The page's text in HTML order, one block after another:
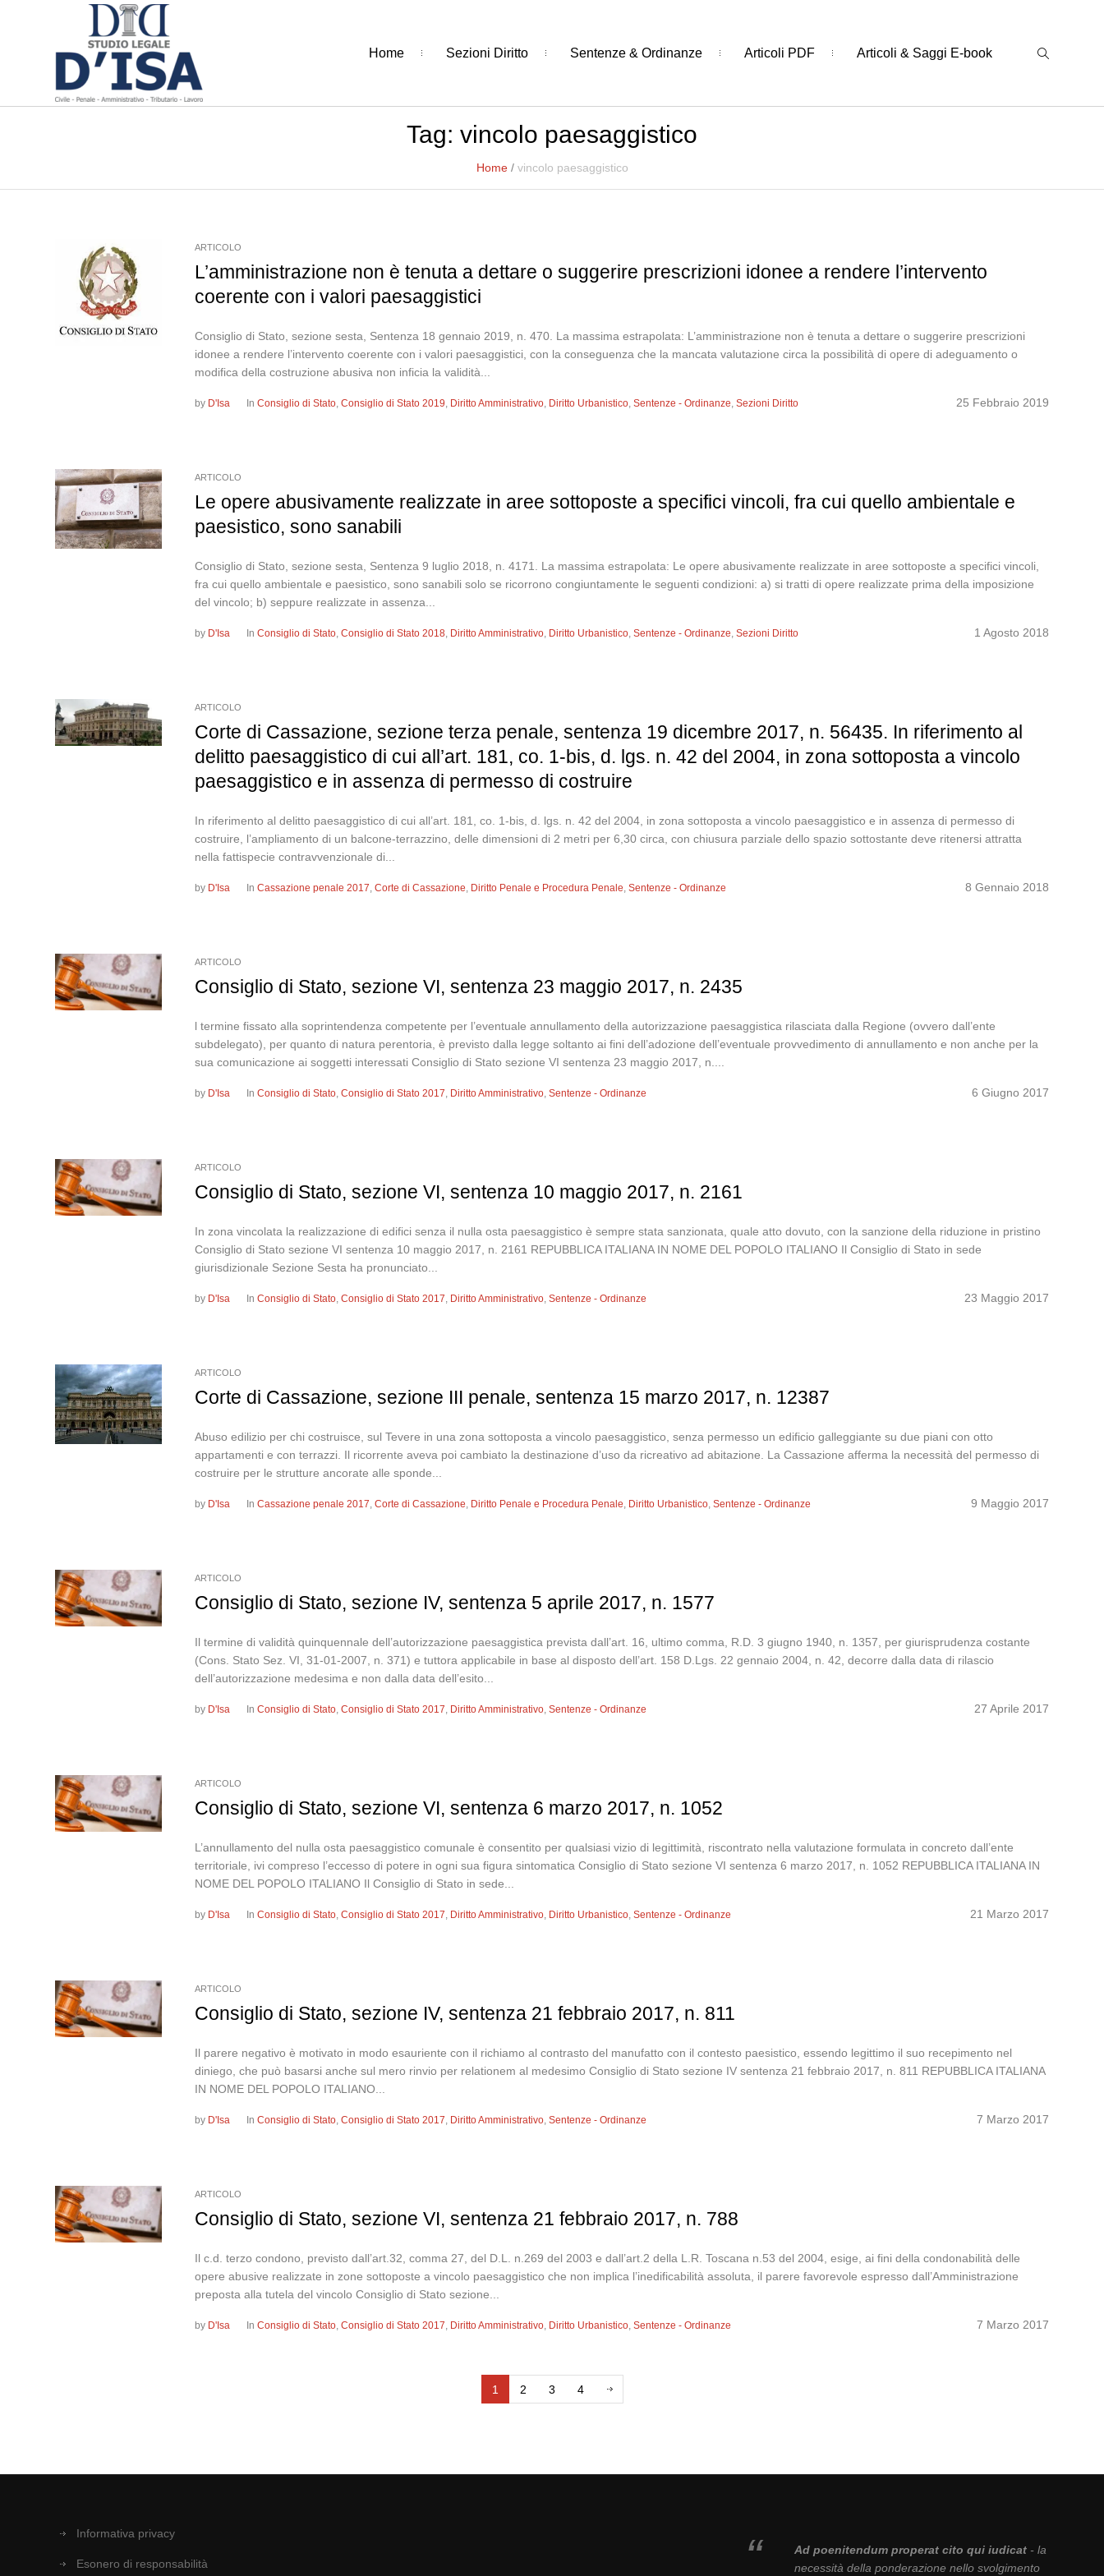
Home Sezioni Diritto Sentenze & Ordinanze Articoli PDF Articoli & Saggi E-book
Tag: vincolo paesaggistico
Home / vincolo paesaggistico
ARTICOLO
L’amministrazione non è tenuta a dettare o suggerire prescrizioni idonee a rendere l’intervento
coerente con i valori paesaggistici
Consiglio di Stato, sezione sesta, Sentenza 18 gennaio 2019, n. 470. La massima estrapolata: L’amministrazione non è tenuta a dettare o suggerire prescrizioni
idonee a rendere l’intervento coerente con i valori paesaggistici, con la conseguenza che la mancata valutazione circa la possibilità di opere di adeguamento o
modifica della costruzione abusiva non inficia la validità...
25 Febbraio 2019
by D'Isa InConsiglio di Stato,Consiglio di Stato 2019, Diritto Amministrativo, Diritto Urbanistico,Sentenze - Ordinanze,Sezioni Diritto
ARTICOLO
Le opere abusivamente realizzate in aree sottoposte a specifici vincoli, fra cui quello ambientale e
paesistico, sono sanabili
Consiglio di Stato, sezione sesta, Sentenza 9 luglio 2018, n. 4171. La massima estrapolata: Le opere abusivamente realizzate in aree sottoposte a specifici vincoli,
fra cui quello ambientale e paesistico, sono sanabili solo se ricorrono congiuntamente le seguenti condizioni: a) si tratti di opere realizzate prima della imposizione
del vincolo; b) seppure realizzate in assenza...
1 Agosto 2018
by D'Isa InConsiglio di Stato,Consiglio di Stato 2018, Diritto Amministrativo, Diritto Urbanistico,Sentenze - Ordinanze,Sezioni Diritto
ARTICOLO
Corte di Cassazione, sezione terza penale, sentenza 19 dicembre 2017, n. 56435. In riferimento al
delitto paesaggistico di cui all’art. 181, co. 1-bis, d. lgs. n. 42 del 2004, in zona sottoposta a vincolo
paesaggistico e in assenza di permesso di costruire
In riferimento al delitto paesaggistico di cui all’art. 181, co. 1-bis, d. lgs. n. 42 del 2004, in zona sottoposta a vincolo paesaggistico e in assenza di permesso di
costruire, l’ampliamento di un balcone-terrazzino, delle dimensioni di 2 metri per 6,30 circa, con chiusura parziale dello spazio sottostante deve ritenersi attratta
nella fattispecie contravvenzionale di...
8 Gennaio 2018
by D'Isa InCassazione penale 2017,Corte di Cassazione, Diritto Penale e Procedura Penale,Sentenze - Ordinanze
ARTICOLO
Consiglio di Stato, sezione VI, sentenza 23 maggio 2017, n. 2435
l termine fissato alla soprintendenza competente per l’eventuale annullamento della autorizzazione paesaggistica rilasciata dalla Regione (ovvero dall’ente
subdelegato), per quanto di natura perentoria, è previsto dalla legge soltanto ai fini dell’adozione dell’eventuale provvedimento di annullamento e non anche per la
sua comunicazione ai soggetti interessati Consiglio di Stato sezione VI sentenza 23 maggio 2017, n....
6 Giugno 2017
by D'Isa InConsiglio di Stato,Consiglio di Stato 2017, Diritto Amministrativo,Sentenze - Ordinanze
ARTICOLO
Consiglio di Stato, sezione VI, sentenza 10 maggio 2017, n. 2161
In zona vincolata la realizzazione di edifici senza il nulla osta paesaggistico è sempre stata sanzionata, quale atto dovuto, con la sanzione della riduzione in pristino
Consiglio di Stato sezione VI sentenza 10 maggio 2017, n. 2161 REPUBBLICA ITALIANA IN NOME DEL POPOLO ITALIANO Il Consiglio di Stato in sede
giurisdizionale Sezione Sesta ha pronunciato...
23 Maggio 2017
by D'Isa InConsiglio di Stato,Consiglio di Stato 2017, Diritto Amministrativo,Sentenze - Ordinanze
ARTICOLO
Corte di Cassazione, sezione III penale, sentenza 15 marzo 2017, n. 12387
Abuso edilizio per chi costruisce, sul Tevere in una zona sottoposta a vincolo paesaggistico, senza permesso un edificio galleggiante su due piani con otto
appartamenti e con terrazzi. Il ricorrente aveva poi cambiato la destinazione d’uso da ricreativo ad abitazione. La Cassazione afferma la necessità del permesso di
costruire per le strutture ancorate alle sponde...
9 Maggio 2017
by D'Isa InCassazione penale 2017,Corte di Cassazione, Diritto Penale e Procedura Penale, Diritto Urbanistico,Sentenze - Ordinanze
ARTICOLO
Consiglio di Stato, sezione IV, sentenza 5 aprile 2017, n. 1577
Il termine di validità quinquennale dell’autorizzazione paesaggistica prevista dall’art. 16, ultimo comma, R.D. 3 giugno 1940, n. 1357, per giurisprudenza costante
(Cons. Stato Sez. VI, 31-01-2007, n. 371) e tuttora applicabile in base al disposto dell’art. 158 D.Lgs. 22 gennaio 2004, n. 42, decorre dalla data di rilascio
dell’autorizzazione medesima e non dalla data dell’esito...
27 Aprile 2017
by D'Isa InConsiglio di Stato,Consiglio di Stato 2017, Diritto Amministrativo,Sentenze - Ordinanze
ARTICOLO
Consiglio di Stato, sezione VI, sentenza 6 marzo 2017, n. 1052
L’annullamento del nulla osta paesaggistico comunale è consentito per qualsiasi vizio di legittimità, riscontrato nella valutazione formulata in concreto dall’ente
territoriale, ivi compreso l’eccesso di potere in ogni sua figura sintomatica Consiglio di Stato sezione VI sentenza 6 marzo 2017, n. 1052 REPUBBLICA ITALIANA IN
NOME DEL POPOLO ITALIANO Il Consiglio di Stato in sede...
21 Marzo 2017
by D'Isa InConsiglio di Stato,Consiglio di Stato 2017, Diritto Amministrativo, Diritto Urbanistico,Sentenze - Ordinanze
ARTICOLO
Consiglio di Stato, sezione IV, sentenza 21 febbraio 2017, n. 811
Il parere negativo è motivato in modo esauriente con il richiamo al contrasto del manufatto con il contesto paesistico, essendo legittimo il suo recepimento nel
diniego, che può basarsi anche sul mero rinvio per relationem al medesimo Consiglio di Stato sezione IV sentenza 21 febbraio 2017, n. 811 REPUBBLICA ITALIANA
IN NOME DEL POPOLO ITALIANO...
7 Marzo 2017
by D'Isa InConsiglio di Stato,Consiglio di Stato 2017, Diritto Amministrativo,Sentenze - Ordinanze
ARTICOLO
Consiglio di Stato, sezione VI, sentenza 21 febbraio 2017, n. 788
Il c.d. terzo condono, previsto dall’art.32, comma 27, del D.L. n.269 del 2003 e dall’art.2 della L.R. Toscana n.53 del 2004, esige, ai fini della condonabilità delle
opere abusive realizzate in zone sottoposte a vincolo paesaggistico che non implica l’inedificabilità assoluta, il parere favorevole espresso dall’Amministrazione
preposta alla tutela del vincolo Consiglio di Stato sezione...
7 Marzo 2017
by D'Isa InConsiglio di Stato,Consiglio di Stato 2017, Diritto Amministrativo, Diritto Urbanistico,Sentenze - Ordinanze
1 2 3 4
Informativa privacy
Esonero di responsabilità
Ad poenitendum properat cito qui iudicat- la
necessità della ponderazione nello svolgimento